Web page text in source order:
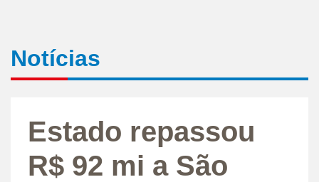
Notícias
Estado repassou
R$ 92 mi a São